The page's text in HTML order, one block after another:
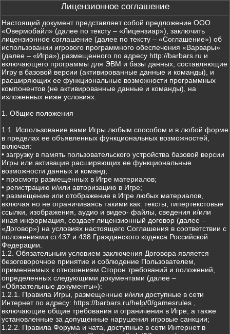
Лицензионное соглашение
Настоящий документ представляет собой предложение ООО
«Овермобайл» (далее по тексту – «Лицензиар»), заключить
лицензионное соглашение (далее по тексту – «Соглашение») об
использовании игрового программного обеспечения «Варвары»
(далее – «Игра»),размещенного по адресу http://barbars.ru и
включающего программы для ЭВМ и базы данных, составляющие
Игру в базовой версии (активированные данные и команды), и
расширяющих ее функциональные возможности программных
компонентов (не активированные данные и команды), на
изложенных ниже условиях.
1. Общие положения
1.1. Использование вами Игры любым способом и в любой форме
в пределах ее объявленных функциональных возможностей,
включая:
• загрузку в память пользовательского устройства базовой версии
Игры или активация расширяющих ее функциональные
возможности данных и команд;
• просмотр размещенных в Игре материалов;
• регистрацию и/или авторизацию в Игре;
• размещение или отображение в Игре любых материалов,
включая но не ограничиваясь такими как: тексты, гипертекстовые
ссылки, изображения, аудио и видео- файлы, сведения и/или
иная информация, создает лицензионный договор (далее –
«Договор») на условиях настоящего Соглашения в соответствии с
положениями ст.437 и 438 Гражданского кодекса Российской
Федерации.
1.2. Обязательным условием заключения Договора является
безоговорочное принятие и соблюдение Пользователем,
применяемых к отношениям Сторон требований и положений,
определенных следующими документами (далее –
«Обязательные документы»):
1.2.1. Правила Игры, размещенные и/или доступные в сети
Интернет по адресу: https://barbars.ru/help/0/gamesrules ,
включающие общие требования и ограничения в Игре, а также
установленные за допущенные нарушения игровые санкции;
1.2.2. Правила Форума и чата, доступные в сети Интернет в